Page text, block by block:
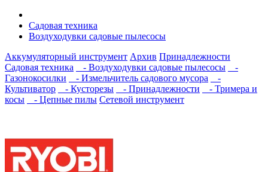
Садовая техника
Воздуходувки садовые пылесосы
Аккумуляторный инструмент Архив Принадлежности
Садовая техника
- Воздуходувки садовые пылесосы
-
Газонокосилки
- Измельчитель садового мусора
-
Культиватор
- Кусторезы - Принадлежности
- Тримера и
косы
- Цепные пилы Сетевой инструмент